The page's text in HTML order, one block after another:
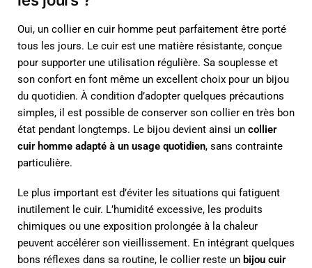
Oui, un collier en cuir homme peut parfaitement être porté
tous les jours. Le cuir est une matière résistante, conçue
pour supporter une utilisation régulière. Sa souplesse et
son confort en font même un excellent choix pour un bijou
du quotidien. À condition d’adopter quelques précautions
simples, il est possible de conserver son collier en très bon
état pendant longtemps. Le bijou devient ainsi un collier
cuir homme adapté à un usage quotidien, sans contrainte
particulière.
Le plus important est d’éviter les situations qui fatiguent
inutilement le cuir. L’humidité excessive, les produits
chimiques ou une exposition prolongée à la chaleur
peuvent accélérer son vieillissement. En intégrant quelques
bons réflexes dans sa routine, le collier reste un bijou cuir